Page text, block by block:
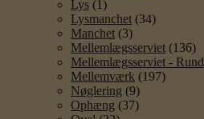
Lys (1)
Lysmanchet (34)
Manchet (3)
Mellemlægsserviet (136)
Mellemlægsserviet - Rund
Mellemværk (197)
Nøglering (9)
Ophæng (37)